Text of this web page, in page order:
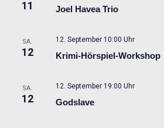
11 Joel Havea Trio
SA.
12 Krimi-Hörspiel-Workshop
12. September 10:00 Uhr
SA.
12 Godslave
12. September 19:00 Uhr